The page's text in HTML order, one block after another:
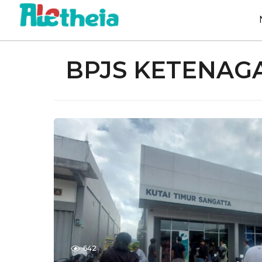
BPJS
642